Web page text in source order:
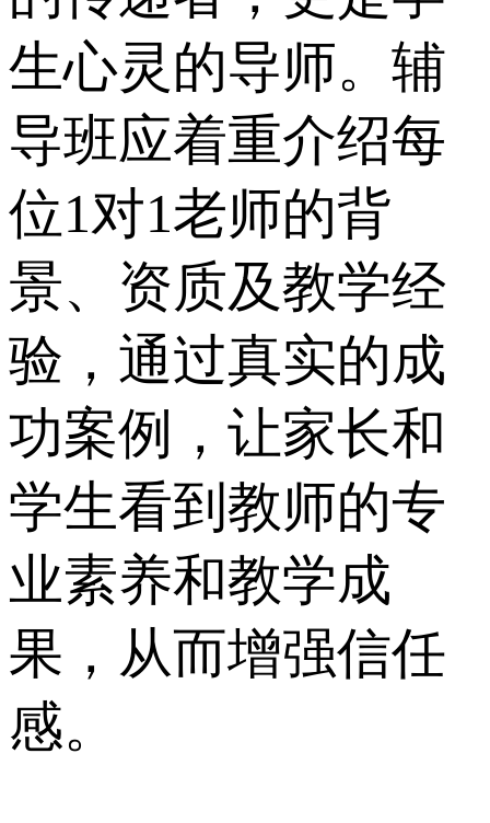
生心灵的导师。辅
导班应着重介绍每
位1对1老师的背
景、资质及教学经
验，通过真实的成
功案例，让家长和
学生看到教师的专
业素养和教学成
果，从而增强信任
感。